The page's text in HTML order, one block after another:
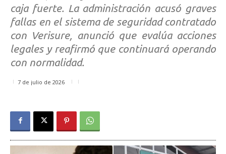
caja fuerte. La administración acusó graves
fallas en el sistema de seguridad contratado
con Verisure, anunció que evalúa acciones
legales y reafirmó que continuará operando
con normalidad.
7 de julio de 2026